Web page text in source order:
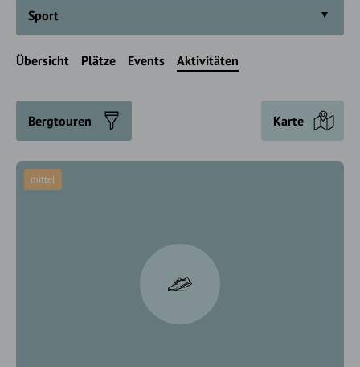
Sport
Übersicht Plätze Events Aktivitäten
Bergtouren Karte
mittel